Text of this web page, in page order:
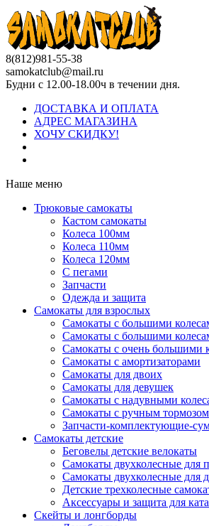
8(812)981-55-38
samokatclub@mail.ru
Будни с 12.00-18.00ч в течении дня.
ДОСТАВКА И ОПЛАТА
АДРЕС МАГАЗИНА
ХОЧУ СКИДКУ!
Наше меню
Трюковые самокаты
Кастом самокаты
Колеса 100мм
Колеса 110мм
Колеса 120мм
С пегами
Запчасти
Одежда и защита
Самокаты для взрослых
Самокаты с большими
Самокаты с большими
Самокаты с очень большими
Самокаты с амортизаторами
Самокаты для двоих
Самокаты для девушек
Самокаты с надувными
Самокаты с ручным тормозом
Запчасти-комплектующие-
Самокаты детские
Беговелы детские велокаты
Самокаты двухколесные для
Самокаты двухколесные для
Детские трехколесные
Аксессуары и защита для
Cкейты и лонгборды